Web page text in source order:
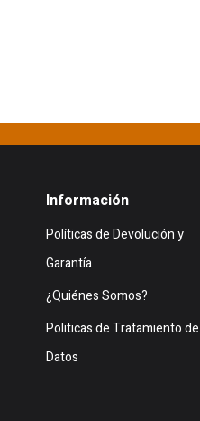
Información
Políticas de Devolución y
Garantía
¿Quiénes Somos?
Politicas de Tratamiento de
Datos